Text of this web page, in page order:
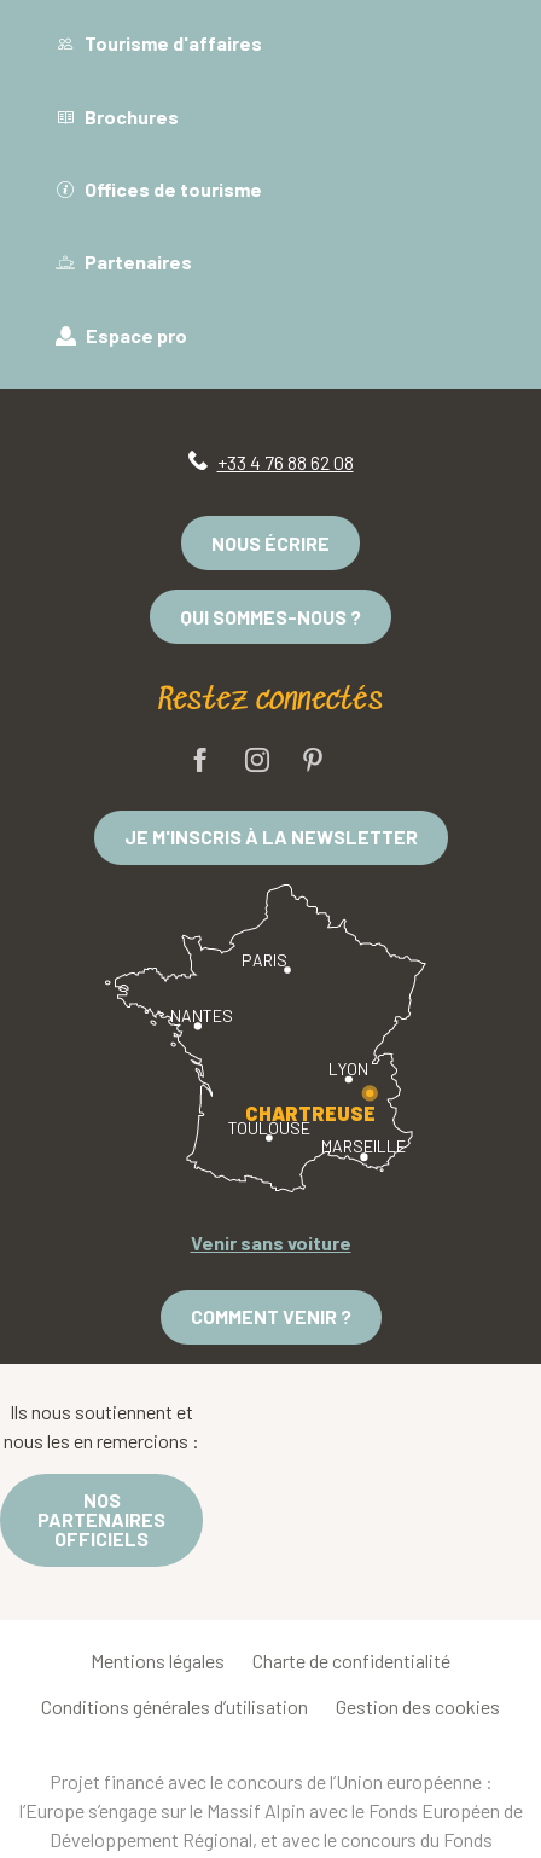
Tourisme d'affaires
Brochures
Offices de tourisme
Partenaires
Espace pro
+33 4 76 88 62 08
NOUS ÉCRIRE
QUI SOMMES-NOUS ?
Restez connectés
JE M'INSCRIS À LA NEWSLETTER
PARIS
LYON
TOULOUSE
MARSEILLE
NANTES
CHARTREUSE
Venir sans voiture
COMMENT VENIR ?
Ils nous soutiennent et
nous les en remercions :
NOS
PARTENAIRES
OFFICIELS
Mentions légales Charte de confidentialité
Conditions générales d’utilisation Gestion des cookies
Projet financé avec le concours de l’Union européenne :
l’Europe s’engage sur le Massif Alpin avec le Fonds Européen de
Développement Régional, et avec le concours du Fonds